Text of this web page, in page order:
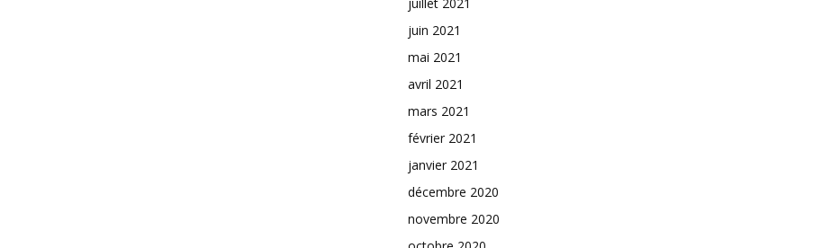
juin 2021
mai 2021
avril 2021
mars 2021
février 2021
janvier 2021
décembre 2020
novembre 2020